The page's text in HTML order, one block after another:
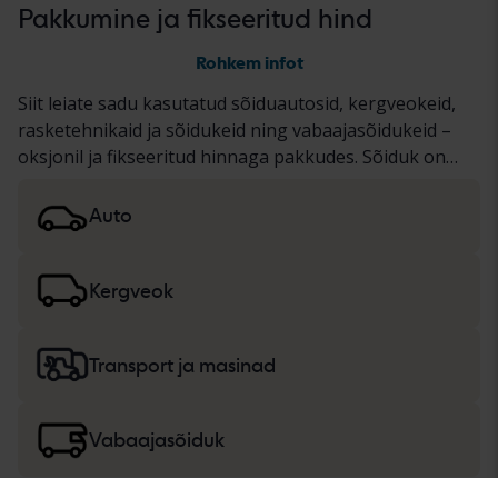
Pakkumine ja fikseeritud hind
Rohkem infot
Siit leiate sadu kasutatud sõiduautosid, kergveokeid,
rasketehnikaid ja sõidukeid ning vabaajasõidukeid –
oksjonil ja fikseeritud hinnaga pakkudes. Sõiduk on
dokumenteeritud standardse protokolli alusel.
Tulemused esitame sõiduki kirjelduses. Lugege
rasketehnika, veoautode ja vabaajasõidukite
Auto
Kergveok
Transport ja masinad
Vabaajasõiduk